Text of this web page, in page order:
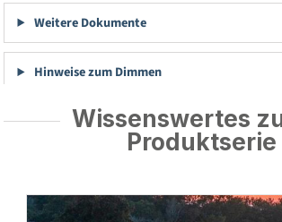
Weitere Dokumente
Hinweise zum Dimmen
Wissenswertes
Produktserie